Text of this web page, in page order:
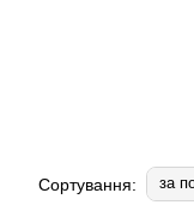
Сортування: за